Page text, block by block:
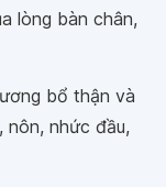
lòng bàn chân,
bổ thận và
, nôn, nhức đầu,